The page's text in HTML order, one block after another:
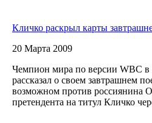
Кличко раскрыл карты
20 Марта 2009
Чемпион мира по версии WBC в
рассказал о своем завтрашнем
возможном против россиянина
претендента на титул Кличко